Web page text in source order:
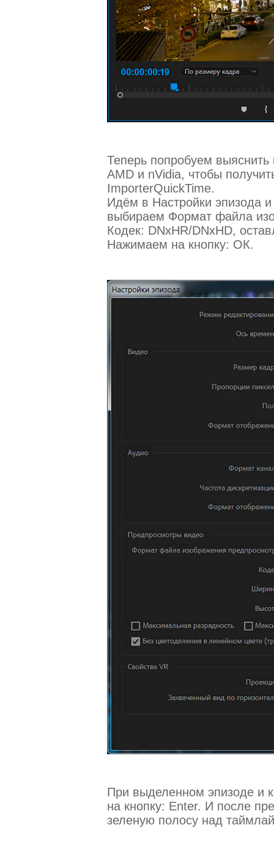
Теперь попробуем выяснить
AMD и nVidia, чтобы
ImporterQuickTime.
Идём в Настройки эпизода
выбираем Формат файла
Кодек: DNxHR/DNxHD,
Нажимаем на кнопку: ОК.
При выделенном эпизоде и
на кнопку: Enter. И после
зеленую полосу над